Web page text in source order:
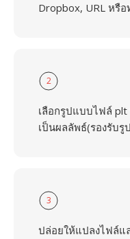
Dropbox, URL หรื
2
เลือกรูปแบบไฟล์
เป็นผลลัพธ์(รองรับ
3
ปล่อยให้แปลงไฟล์